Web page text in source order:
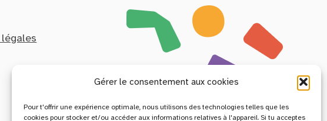
Gérer le consentement aux cookies
Pour t'offrir une expérience optimale, nous utilisons des technologies telles que les
cookies pour stocker et/ou accéder aux informations relatives à l'appareil. Si tu acceptes